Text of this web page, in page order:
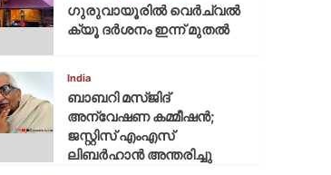
ഗുരുവായൂരില്‍ വെര്‍ച്വല്‍
ക്യൂ ദര്‍ശനം ഇന്ന് മുതല്‍
India
ബാബറി മസ്ജിദ്
അന്വേഷണ കമ്മീഷന്‍;
ജസ്റ്റിസ് എംഎസ്
ലിബര്‍ഹാന്‍ അന്തരിച്ചു